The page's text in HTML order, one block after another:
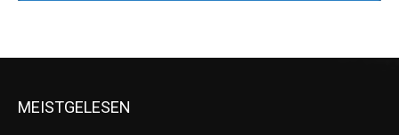
MEISTGELESEN